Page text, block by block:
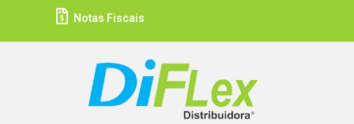
Notas Fiscais